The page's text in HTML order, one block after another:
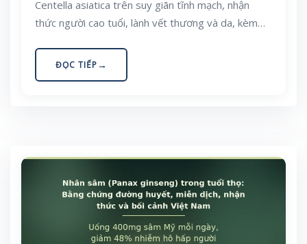
Centella asiatica trên suy giãn tĩnh mạch, nhận
thức người cao tuổi, lành vết thương và da, kèm
ăn Việt.ĐỌC TIẾP